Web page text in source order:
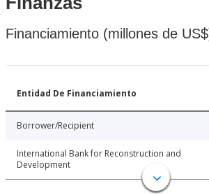
Financiamiento (millones de
Entidad De Financiamiento
Borrower/Recipient
International Bank for Reconstruction and
Development